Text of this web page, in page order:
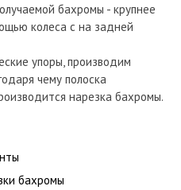
бахромы - крупнее
колеса с на задней
упоры, производим
чему полоска
нарезка бахромы.
бахромы